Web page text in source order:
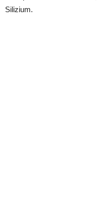
Silizium.